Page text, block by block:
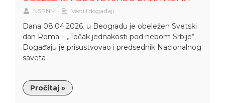
NSPNM • Vesti i događaji
Dana 08.04.2026. u Beogradu je obeležen Svetski
dan Roma – „Točak jednakosti pod nebom Srbije“.
Događaju je prisustvovao i predsednik Nacionalnog
saveta
Pročitaj »